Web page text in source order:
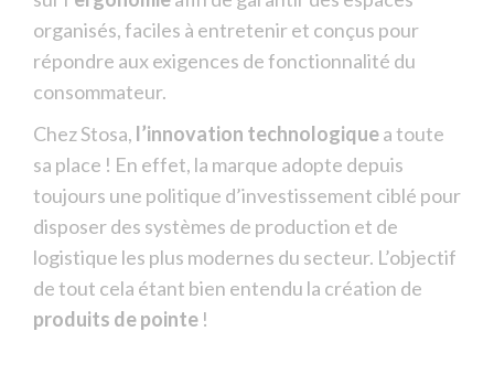
organisés, faciles à entretenir et conçus pour
répondre aux exigences de fonctionnalité du
consommateur.
Chez Stosa, l’innovation technologiquea toute
sa place ! En effet, la marque adopte depuis
toujours une politique d’investissement ciblé pour
disposer des systèmes de production et de
logistique les plus modernes du secteur. L’objectif
de tout cela étant bien entendu la création de
produits de pointe !